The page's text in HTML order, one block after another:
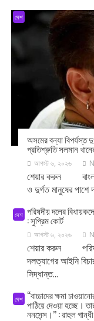
দেশ
অসমের বন্যা বিপর্যস্ত
প্রতিশ্রুতি সলমান
আগস্ট ৬, ২০২৬
শেয়ার করুন
ও দুর্গত মানুষের পাশে
দেশ পরিষদীয় দলের
: সুপ্রিম কোর্ট
আগস্ট ৬, ২০২৬
শেয়ার করুন
দলত্যাগের আইনি
সিদ্ধান্ত...
দেশ ‘‘বাচ্চাদের ক্ষমা
পাঠিয়ে দেওয়া হচ্ছে।
ননসেন্স।’’ : রাহুল গান্ধী